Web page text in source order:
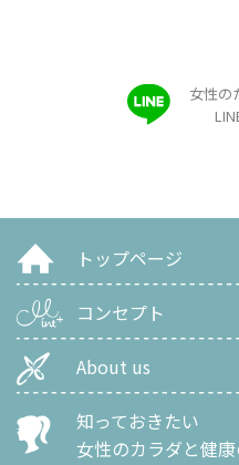
女性の
トップページ
コンセプト
About us
知っておきたい
女性のカラダと健康